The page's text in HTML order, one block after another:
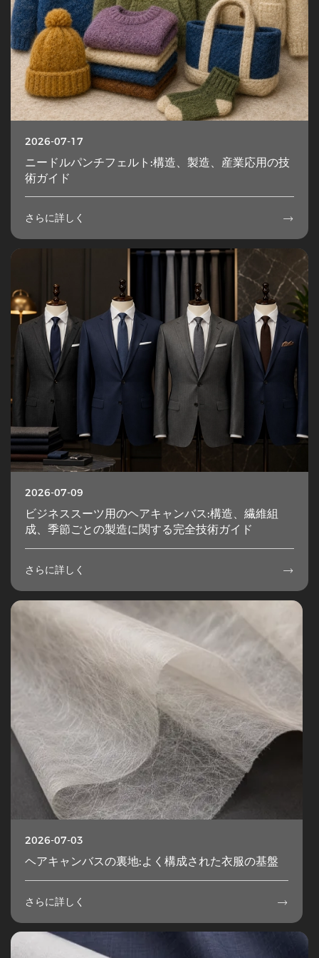
2026-07-17
ニードルパンチフェルト:構造、製造、産業応用の技
術ガイド
さらに詳しく 
2026-07-09
ビジネススーツ用のヘアキャンバス:構造、繊維組
成、季節ごとの製造に関する完全技術ガイド
さらに詳しく 
2026-07-03
ヘアキャンバスの裏地:よく構成された衣服の基盤
さらに詳しく 